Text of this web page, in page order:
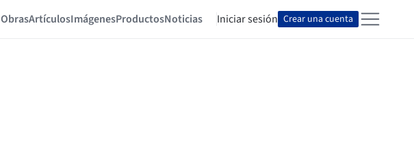
ObrasArtículosImágenesProductosNoticias Iniciar sesión Crear una cuenta